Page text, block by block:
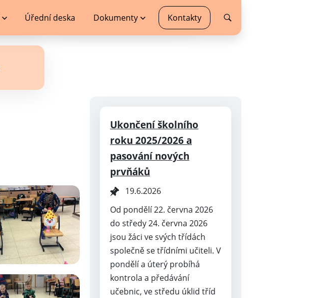
Úřední deska Dokumenty Kontakty
Ukončení školního
roku 2025/2026 a
pasování nových
prvňáků
19.6.2026
Od pondělí 22. června 2026
do středy 24. června 2026
jsou žáci ve svých třídách
společně se třídními učiteli. V
pondělí a úterý probíhá
kontrola a předávání
učebnic, ve středu úklid tříd